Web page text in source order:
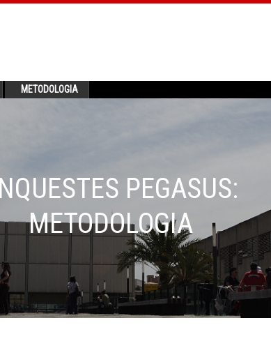
METODOLOGIA
PEGASUS:
METODOLOGIA